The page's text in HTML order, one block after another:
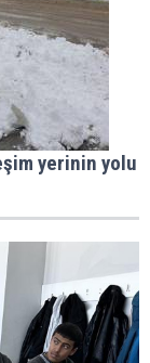
yerinin yolu